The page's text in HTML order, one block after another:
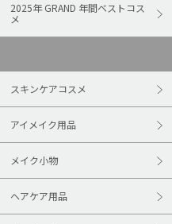
2025年 GRAND 年間ベストコス
メ
スキンケアコスメ
アイメイク用品
メイク小物
ヘアケア用品